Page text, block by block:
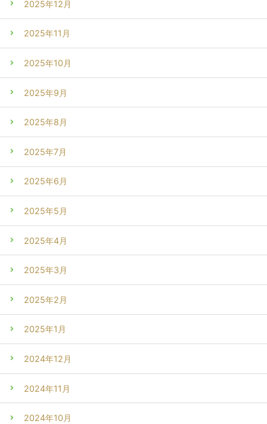
2025年12月
2025年11月
2025年10月
2025年9月
2025年8月
2025年7月
2025年6月
2025年5月
2025年4月
2025年3月
2025年2月
2025年1月
2024年12月
2024年11月
2024年10月